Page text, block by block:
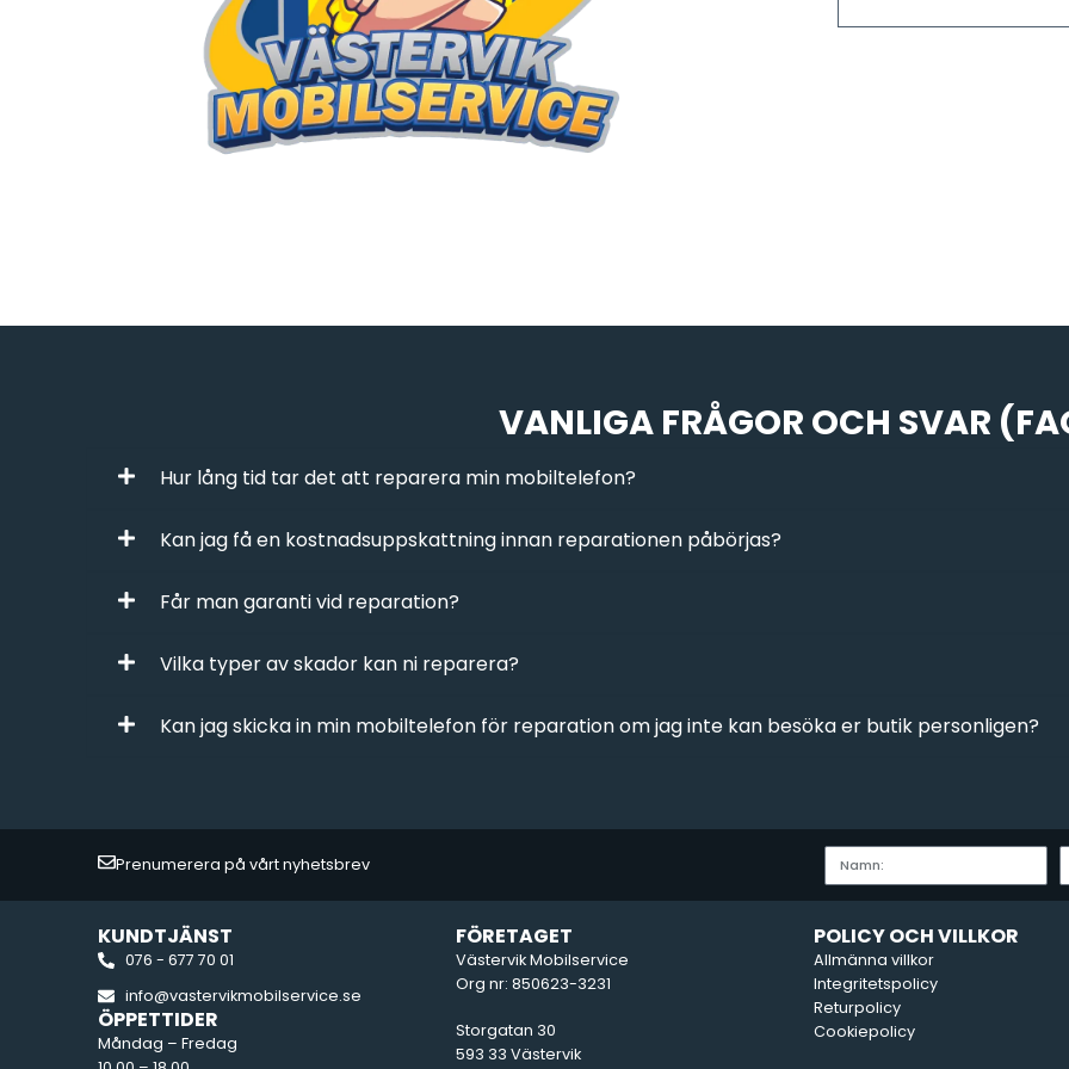
VANLIGA FRÅGOR OCH SVAR
Hur lång tid tar det att reparera min mobiltelefon?
Kan jag få en kostnadsuppskattning innan reparationen påbörjas?
Får man garanti vid reparation?
Vilka typer av skador kan ni reparera?
Kan jag skicka in min mobiltelefon för reparation om jag inte kan besöka er butik personligen?
Prenumerera på vårt nyhetsbrev
KUNDTJÄNST
076 - 677 70 01
info@vastervikmobilservice.se
ÖPPETTIDER
Måndag – Fredag
FÖRETAGET
Västervik Mobilservice
Org nr: 850623-3231
Storgatan 30
593 33 Västervik
POLICY OCH VILLKOR
Allmänna villkor
Integritetspolicy
Returpolicy
Cookiepolicy